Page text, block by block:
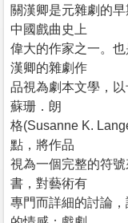
關漢卿是元雜劇的
中國戲曲史上
偉大的作家之一。
漢卿的雜劇作
品視為劇本文學，以
蘇珊．朗
格(Susanne K.
點，將作品
視為一個完整的符
書，對藝術有
專門而詳細的討論